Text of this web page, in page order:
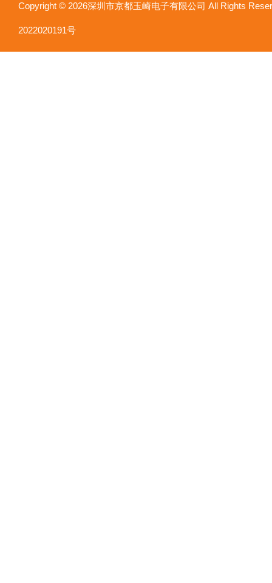
Copyright © 2026深圳市京都玉崎电子有限公司 All Rights
2022020191号